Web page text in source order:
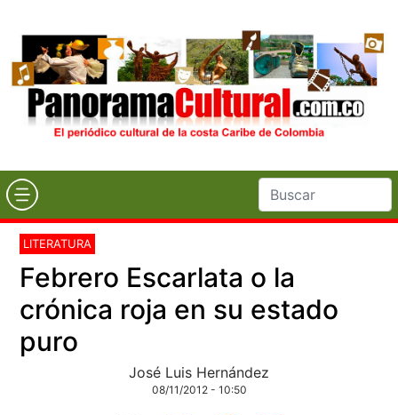
LITERATURA
Febrero Escarlata o la
crónica roja en su estado
puro
José Luis Hernández
08/11/2012 - 10:50